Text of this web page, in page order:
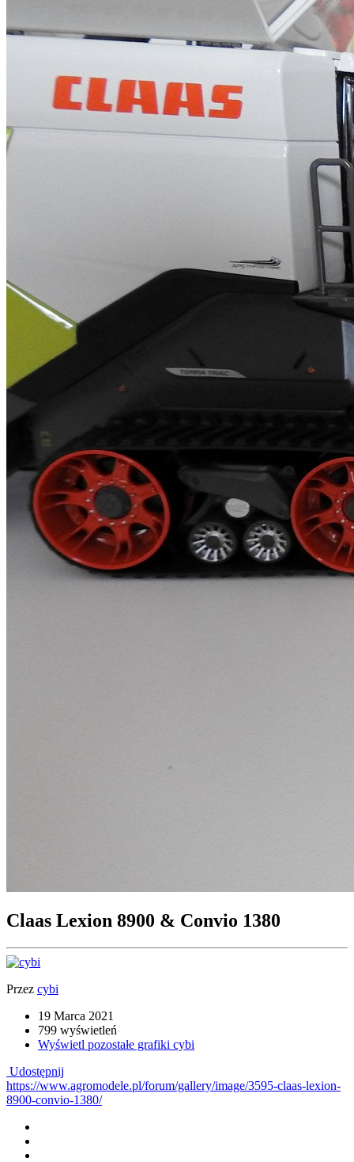
Claas Lexion 8900 & Convio 1380
Przez cybi
19 Marca 2021
799 wyświetleń
Wyświetl pozostałe grafiki cybi
Udostępnij
https://www.agromodele.pl/forum/gallery/image/3595-claas-lexion-
8900-convio-1380/